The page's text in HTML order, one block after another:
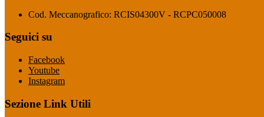
Cod. Meccanografico: RCIS04300V - RCPC050008
Seguici su
Facebook
Youtube
Instagram
Sezione Link Utili